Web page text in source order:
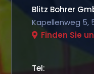
Blitz Bohrer
Kapellenweg 5,
Finden Sie
Tel: